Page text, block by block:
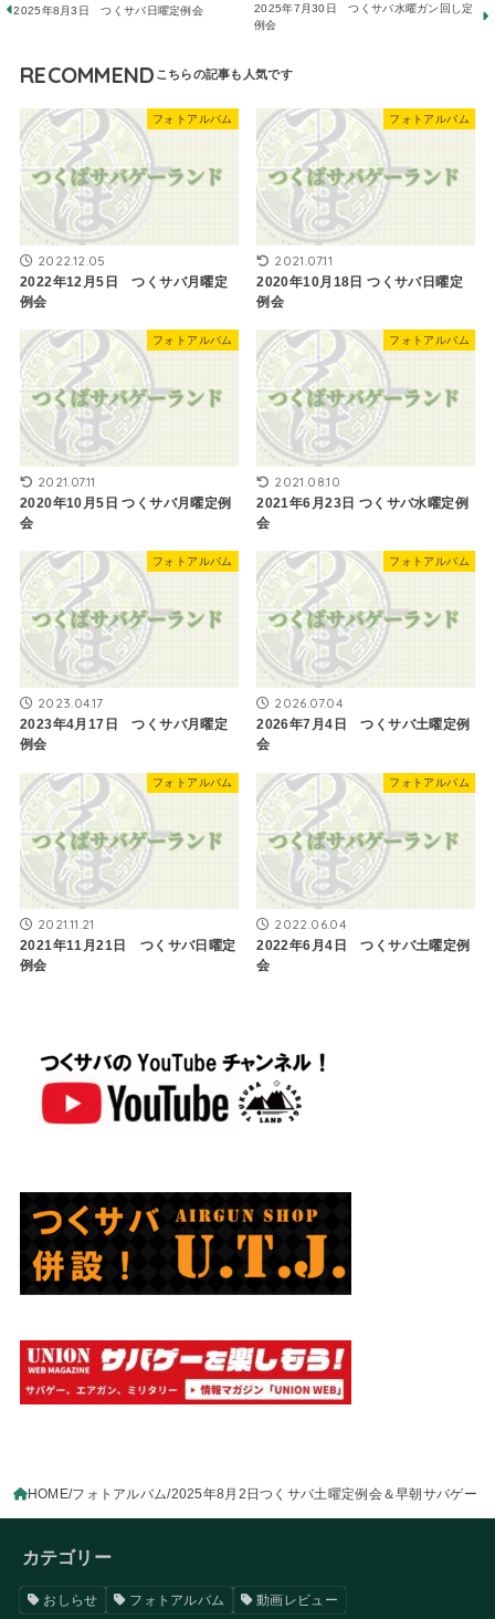
2025年8月3日 つくサバ日曜定例会
2025年7月30日 つくサバ水曜ガン回し定
例会
RECOMMEND
フォトアルバム
2022.12.05
2022年12月5日 つくサバ月曜定
例会
フォトアルバム
2021.07.11
2020年10月18日 つくサバ日曜定
例会
フォトアルバム
2021.07.11
2020年10月5日 つくサバ月曜定例
会
フォトアルバム
2021.08.10
2021年6月23日 つくサバ水曜定例
会
フォトアルバム
2023.04.17
2023年4月17日 つくサバ月曜定
例会
フォトアルバム
2026.07.04
2026年7月4日 つくサバ土曜定例
会
フォトアルバム
2021.11.21
2021年11月21日 つくサバ日曜定
例会
フォトアルバム
2022.06.04
2022年6月4日 つくサバ土曜定例
会
HOME フォトアルバム 2025年8月2日つくサバ土曜定例会＆早朝サバゲー
カテゴリー
おしらせ フォトアルバム 動画レビュー